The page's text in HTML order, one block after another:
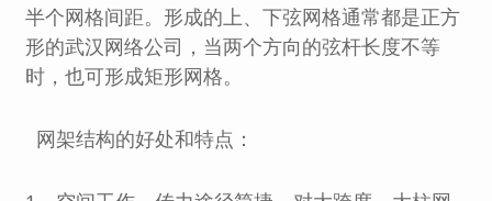
半个网格间距。形成的上、下弦网格通常都是正方
形的武汉网络公司，当两个方向的弦杆长度不等
时，也可形成矩形网格。
网架结构的好处和特点：